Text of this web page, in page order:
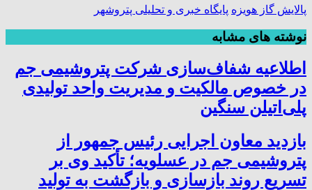
پالایش گاز هویزه پایگاه خبری و تحلیلی پتروشهر
نوشته های مشابه
اطلاعیه شفاف‌سازی شرکت پتروشیمی جم
در خصوص مالکیت و مدیریت واحد تولیدی
پلی‌اتیلن سنگین
بازدید معاون اجرایی رئیس جمهور از
پتروشیمی جم در عسلویه؛ تأکید وی بر
تسریع روند بازسازی و بازگشت به تولید